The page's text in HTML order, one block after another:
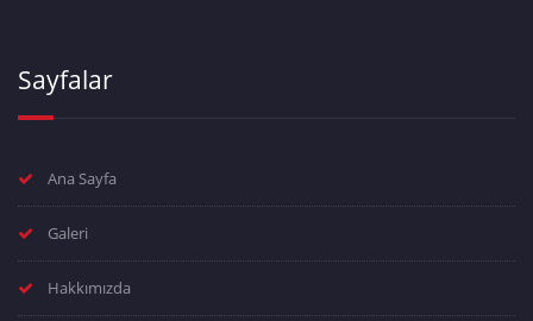
Sayfalar
Ana Sayfa
Galeri
Hakkımızda